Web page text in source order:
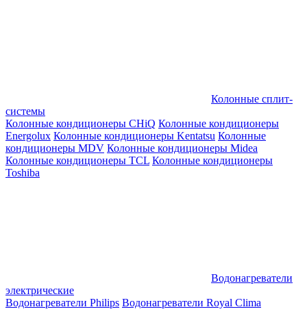
Колонные сплит-
системы
Колонные кондиционеры CHiQ Колонные кондиционеры
Energolux Колонные кондиционеры Kentatsu Колонные
кондиционеры MDV Колонные кондиционеры Midea
Колонные кондиционеры TCL Колонные кондиционеры
Toshiba
Водонагреватели
электрические
Водонагреватели Philips Водонагреватели Royal Clima